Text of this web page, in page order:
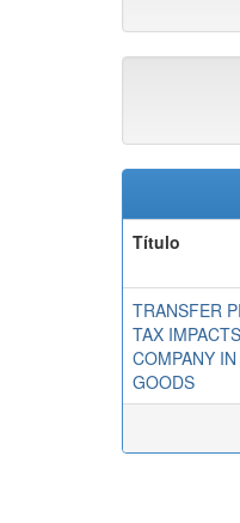
Título
TRANSFER
TAX
COMPANY
GOODS